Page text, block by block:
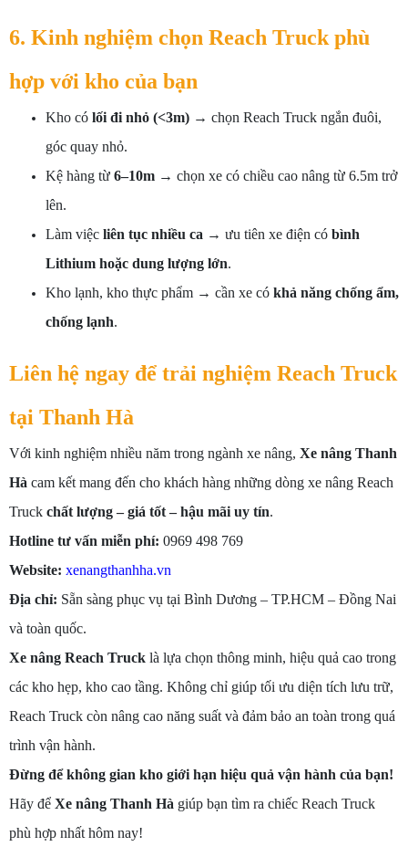
6. Kinh nghiệm chọn Reach Truck phù
hợp với kho của bạn
Kho có lối đi nhỏ (<3m) → chọn Reach Truck ngắn đuôi,
góc quay nhỏ.
Kệ hàng từ 6–10m → chọn xe có chiều cao nâng từ 6.5m trở
lên.
Làm việc liên tục nhiều ca → ưu tiên xe điện có bình
Lithium hoặc dung lượng lớn.
Kho lạnh, kho thực phẩm → cần xe có khả năng chống ẩm,
chống lạnh.
Liên hệ ngay để trải nghiệm Reach Truck
tại Thanh Hà
Với kinh nghiệm nhiều năm trong ngành xe nâng, Xe nâng Thanh
Hà cam kết mang đến cho khách hàng những dòng xe nâng Reach
Truck chất lượng – giá tốt – hậu mãi uy tín.
Hotline tư vấn miễn phí: 0969 498 769
Website: xenangthanhha.vn
Địa chỉ: Sẵn sàng phục vụ tại Bình Dương – TP.HCM – Đồng Nai
và toàn quốc.
Xe nâng Reach Truck là lựa chọn thông minh, hiệu quả cao trong
các kho hẹp, kho cao tầng. Không chỉ giúp tối ưu diện tích lưu trữ,
Reach Truck còn nâng cao năng suất và đảm bảo an toàn trong quá
trình vận hành.
Đừng để không gian kho giới hạn hiệu quả vận hành của bạn!
Hãy để Xe nâng Thanh Hà giúp bạn tìm ra chiếc Reach Truck
phù hợp nhất hôm nay!